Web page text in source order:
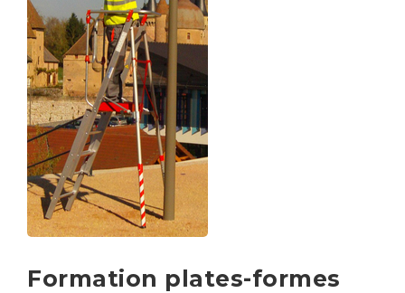
Formation plates-formes